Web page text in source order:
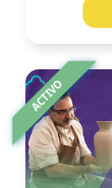
ACTIVO
Image